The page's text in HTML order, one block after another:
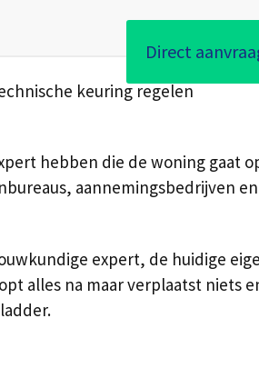
Direct
keuring regelen
hebben die de woning gaat
aannemingsbedrijven
expert, de huidige
alles na maar verplaatst niets